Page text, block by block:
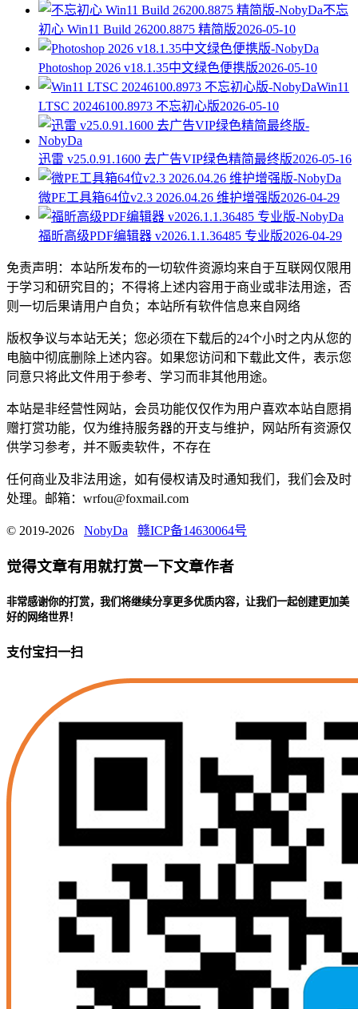
不忘
初心 Win11 Build 26200.8875 精简版2026-05-10
Photoshop 2026 v18.1.35中文绿色便携版2026-05-10
Win11
LTSC 20246100.8973 不忘初心版2026-05-10
迅雷 v25.0.91.1600 去广告VIP绿色精简最终版2026-05-16
微PE工具箱64位v2.3 2026.04.26 维护增强版2026-04-29
福昕高级PDF编辑器 v2026.1.1.36485 专业版2026-04-29
免责声明：本站所发布的一切软件资源均来自于互联网仅限用
于学习和研究目的；不得将上述内容用于商业或非法用途，否
则一切后果请用户自负；本站所有软件信息来自网络
版权争议与本站无关；您必须在下载后的24个小时之内从您的
电脑中彻底删除上述内容。如果您访问和下载此文件，表示您
同意只将此文件用于参考、学习而非其他用途。
本站是非经营性网站，会员功能仅仅作为用户喜欢本站自愿捐
赠打赏功能，仅为维持服务器的开支与维护，网站所有资源仅
供学习参考，并不贩卖软件，不存在
任何商业及非法用途，如有侵权请及时通知我们，我们会及时
处理。邮箱：wrfou@foxmail.com
© 2019-2026 NobyDa 赣ICP备14630064号
觉得文章有用就打赏一下文章作者
非常感谢你的打赏，我们将继续分享更多优质内容，让我们一起创建更加美
好的网络世界！
支付宝扫一扫